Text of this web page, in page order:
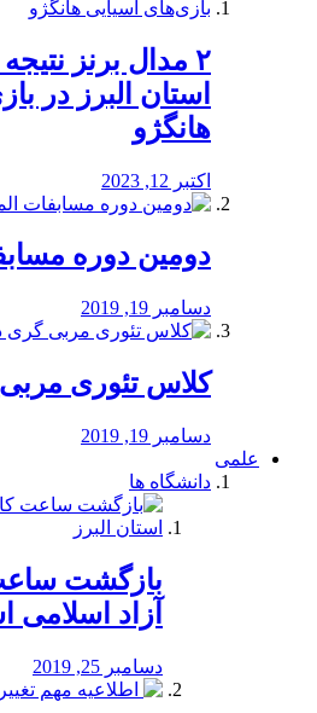
استان البرز در
هانگژو
اکتبر 12, 2023
دومین دوره
دسامبر 19, 2019
کلاس تئوری مربی
دسامبر 19, 2019
علمی
دانشگاه ها
بازگشت
آزاد اسلامی
دسامبر 25, 2019